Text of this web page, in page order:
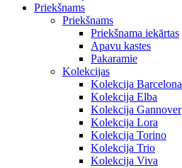
Priekšnams
Priekšnams
Priekšnama iekārtas
Apavu kastes
Pakaramie
Kolekcijas
Kolekcija Barcelona
Kolekcija Elba
Kolekcija Gannover
Kolekcija Lora
Kolekcija Torino
Kolekcija Trio
Kolekcija Viva